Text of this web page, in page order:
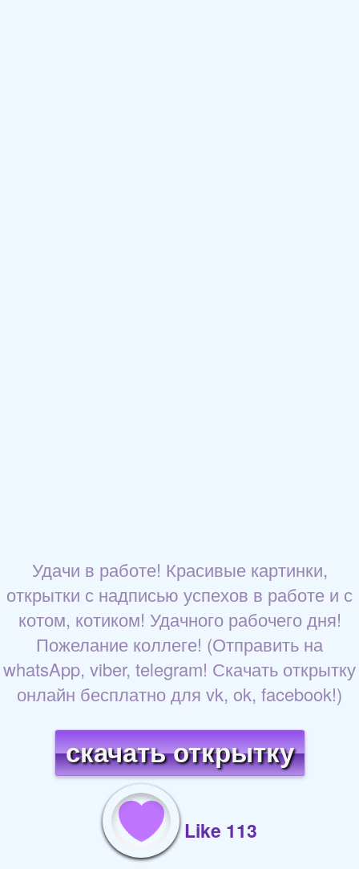
Удачи в работе! Красивые картинки,
открытки с надписью успехов в работе и с
котом, котиком! Удачного рабочего дня!
Пожелание коллеге! (Отправить на
whatsApp, viber, telegram! Скачать открытку
онлайн бесплатно для vk, ok, facebook!)
скачать открытку
Like 113